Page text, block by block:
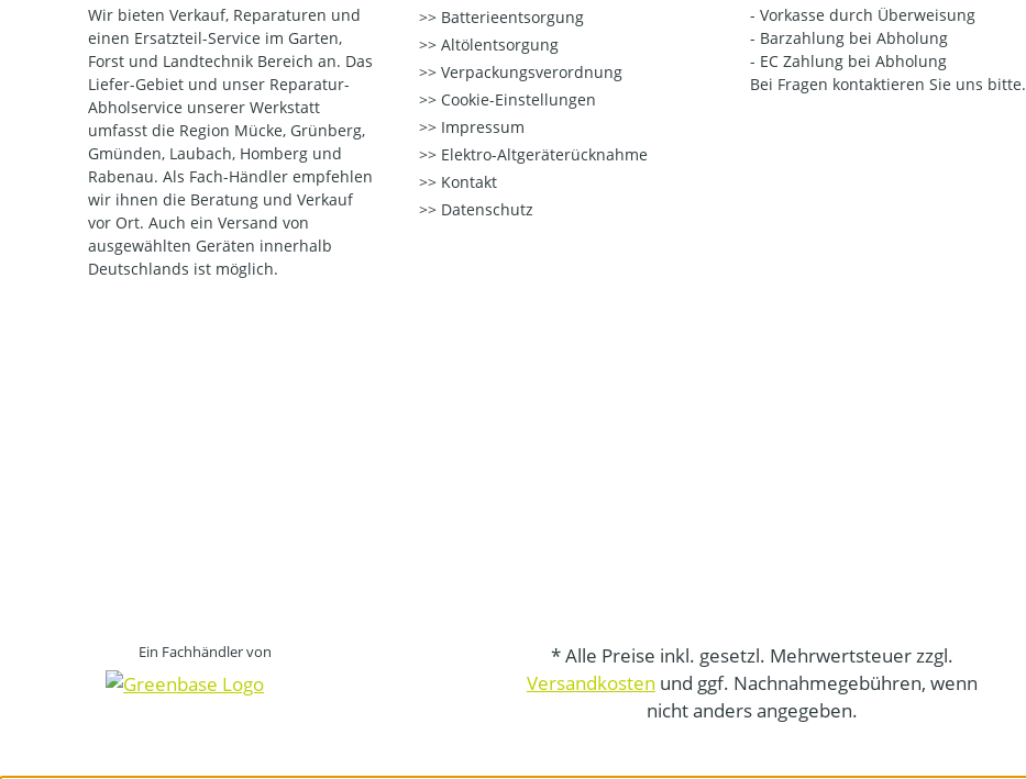
Wir bieten Verkauf, Reparaturen und
einen Ersatzteil-Service im Garten,
Forst und Landtechnik Bereich an. Das
Liefer-Gebiet und unser Reparatur-
Abholservice unserer Werkstatt
umfasst die Region Mücke, Grünberg,
Gmünden, Laubach, Homberg und
Rabenau. Als Fach-Händler empfehlen
wir ihnen die Beratung und Verkauf
vor Ort. Auch ein Versand von
ausgewählten Geräten innerhalb
Deutschlands ist möglich.
Batterieentsorgung
Altölentsorgung
Verpackungsverordnung
Cookie-Einstellungen
Impressum
Elektro-Altgeräterücknahme
Kontakt
Datenschutz
- Vorkasse durch Überweisung
- Barzahlung bei Abholung
- EC Zahlung bei Abholung
Bei Fragen kontaktieren Sie uns bitte.
Ein Fachhändler von
* Alle Preise inkl. gesetzl. Mehrwertsteuer zzgl.
Versandkosten und ggf. Nachnahmegebühren, wenn
nicht anders angegeben.